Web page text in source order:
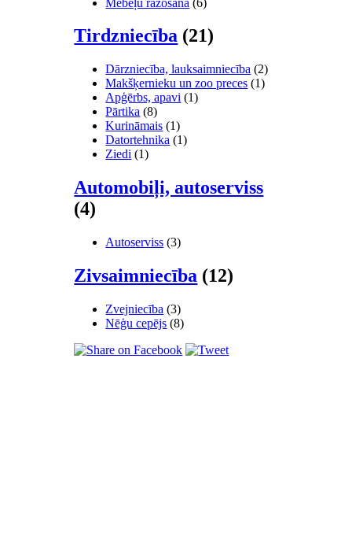
Tirdzniecība (21)
Dārzniecība, lauksaimniecība (2)
Makšķernieku un zoo preces (1)
Apģērbs, apavi (1)
Pārtika (8)
Kurināmais (1)
Datortehnika (1)
Ziedi (1)
Automobiļi, autoserviss
(4)
Autoserviss (3)
Zivsaimniecība (12)
Zvejniecība (3)
Nēģu cepējs (8)